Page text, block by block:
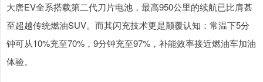
大唐EV全系搭载第二代刀片电池，最高950公里的续航已比肩甚
至超越传统燃油SUV。而其闪充技术更是颠覆认知：常温下5分
钟可从10%充至70%，9分钟充至97%，补能效率接近燃油车加油
体验。